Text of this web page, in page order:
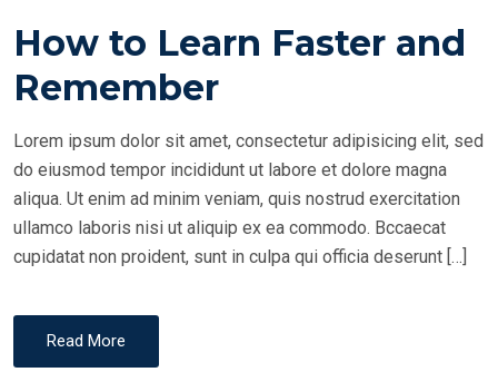
T
D
N
How to Learn Faster and
Remember
Lorem ipsum dolor sit amet, consectetur adipisicing elit, sed
do eiusmod tempor incididunt ut labore et dolore magna
aliqua. Ut enim ad minim veniam, quis nostrud exercitation
ullamco laboris nisi ut aliquip ex ea commodo. Bccaecat
cupidatat non proident, sunt in culpa qui officia deserunt […]
Read More